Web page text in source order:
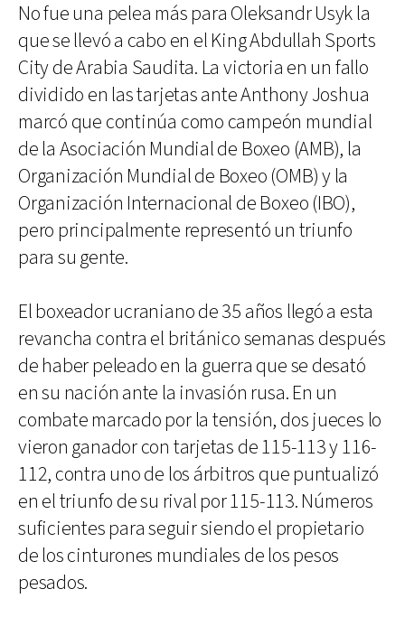
No fue una pelea más para Oleksandr Usyk la
que se llevó a cabo en el King Abdullah Sports
City de Arabia Saudita. La victoria en un fallo
dividido en las tarjetas ante Anthony Joshua
marcó que continúa como campeón mundial
de la Asociación Mundial de Boxeo (AMB), la
Organización Mundial de Boxeo (OMB) y la
Organización Internacional de Boxeo (IBO),
pero principalmente representó un triunfo
para su gente.
El boxeador ucraniano de 35 años llegó a esta
revancha contra el británico semanas después
de haber peleado en la guerra que se desató
en su nación ante la invasión rusa. En un
combate marcado por la tensión, dos jueces lo
vieron ganador con tarjetas de 115-113 y 116-
112, contra uno de los árbitros que puntualizó
en el triunfo de su rival por 115-113. Números
suficientes para seguir siendo el propietario
de los cinturones mundiales de los pesos
pesados.